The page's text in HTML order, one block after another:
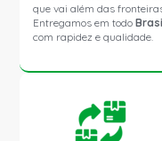
que vai além das
Entregamos em todoBrasil
com rapidez e qualidade.